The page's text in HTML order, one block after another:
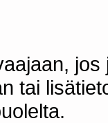
tai